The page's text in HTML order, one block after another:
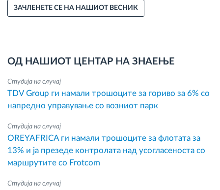
ЗАЧЛЕНЕТЕ СЕ НА НАШИОТ ВЕСНИК
ОД НАШИОТ ЦЕНТАР НА ЗНАЕЊЕ
Студија на случај
TDV Group ги намали трошоците за гориво за 6% со
напредно управување со возниот парк
Студија на случај
OREYAFRICA ги намали трошоците за флотата за
13% и ја презеде контролата над усогласеноста со
маршрутите со Frotcom
Студија на случај